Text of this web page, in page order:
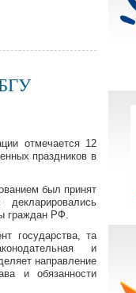
отмечается 12
праздников в
был принят
граждан РФ.
государства, та
и
направление
и обязанности